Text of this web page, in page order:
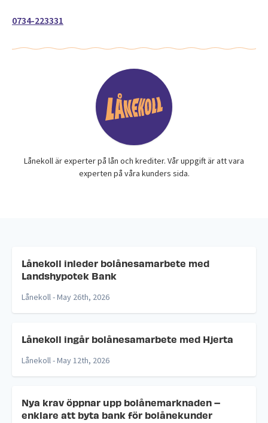
0734-223331
Lånekoll är experter på lån och krediter. Vår uppgift är att vara
experten på våra kunders sida.
Lånekoll inleder bolånesamarbete med
Landshypotek Bank
Lånekoll -May 26th, 2026
Lånekoll ingår bolånesamarbete med Hjerta
Lånekoll -May 12th, 2026
Nya krav öppnar upp bolånemarknaden –
enklare att byta bank för bolånekunder